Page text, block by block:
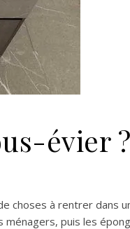
évier ?
choses à rentrer dans
puis les